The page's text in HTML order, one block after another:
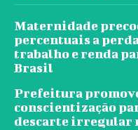
Maternidade
percentuais a
trabalho e renda
Brasil
Prefeitura
conscientização
descarte irregular